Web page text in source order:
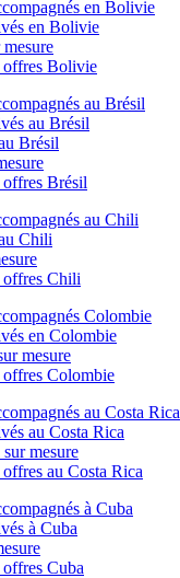
en Bolivie
en Bolivie
offres Bolivie
au Brésil
au Brésil
Brésil
offres Brésil
au Chili
Chili
offres Chili
Colombie
en Colombie
mesure
offres Colombie
au Costa Rica
au Costa Rica
mesure
au Costa Rica
à Cuba
à Cuba
Cuba